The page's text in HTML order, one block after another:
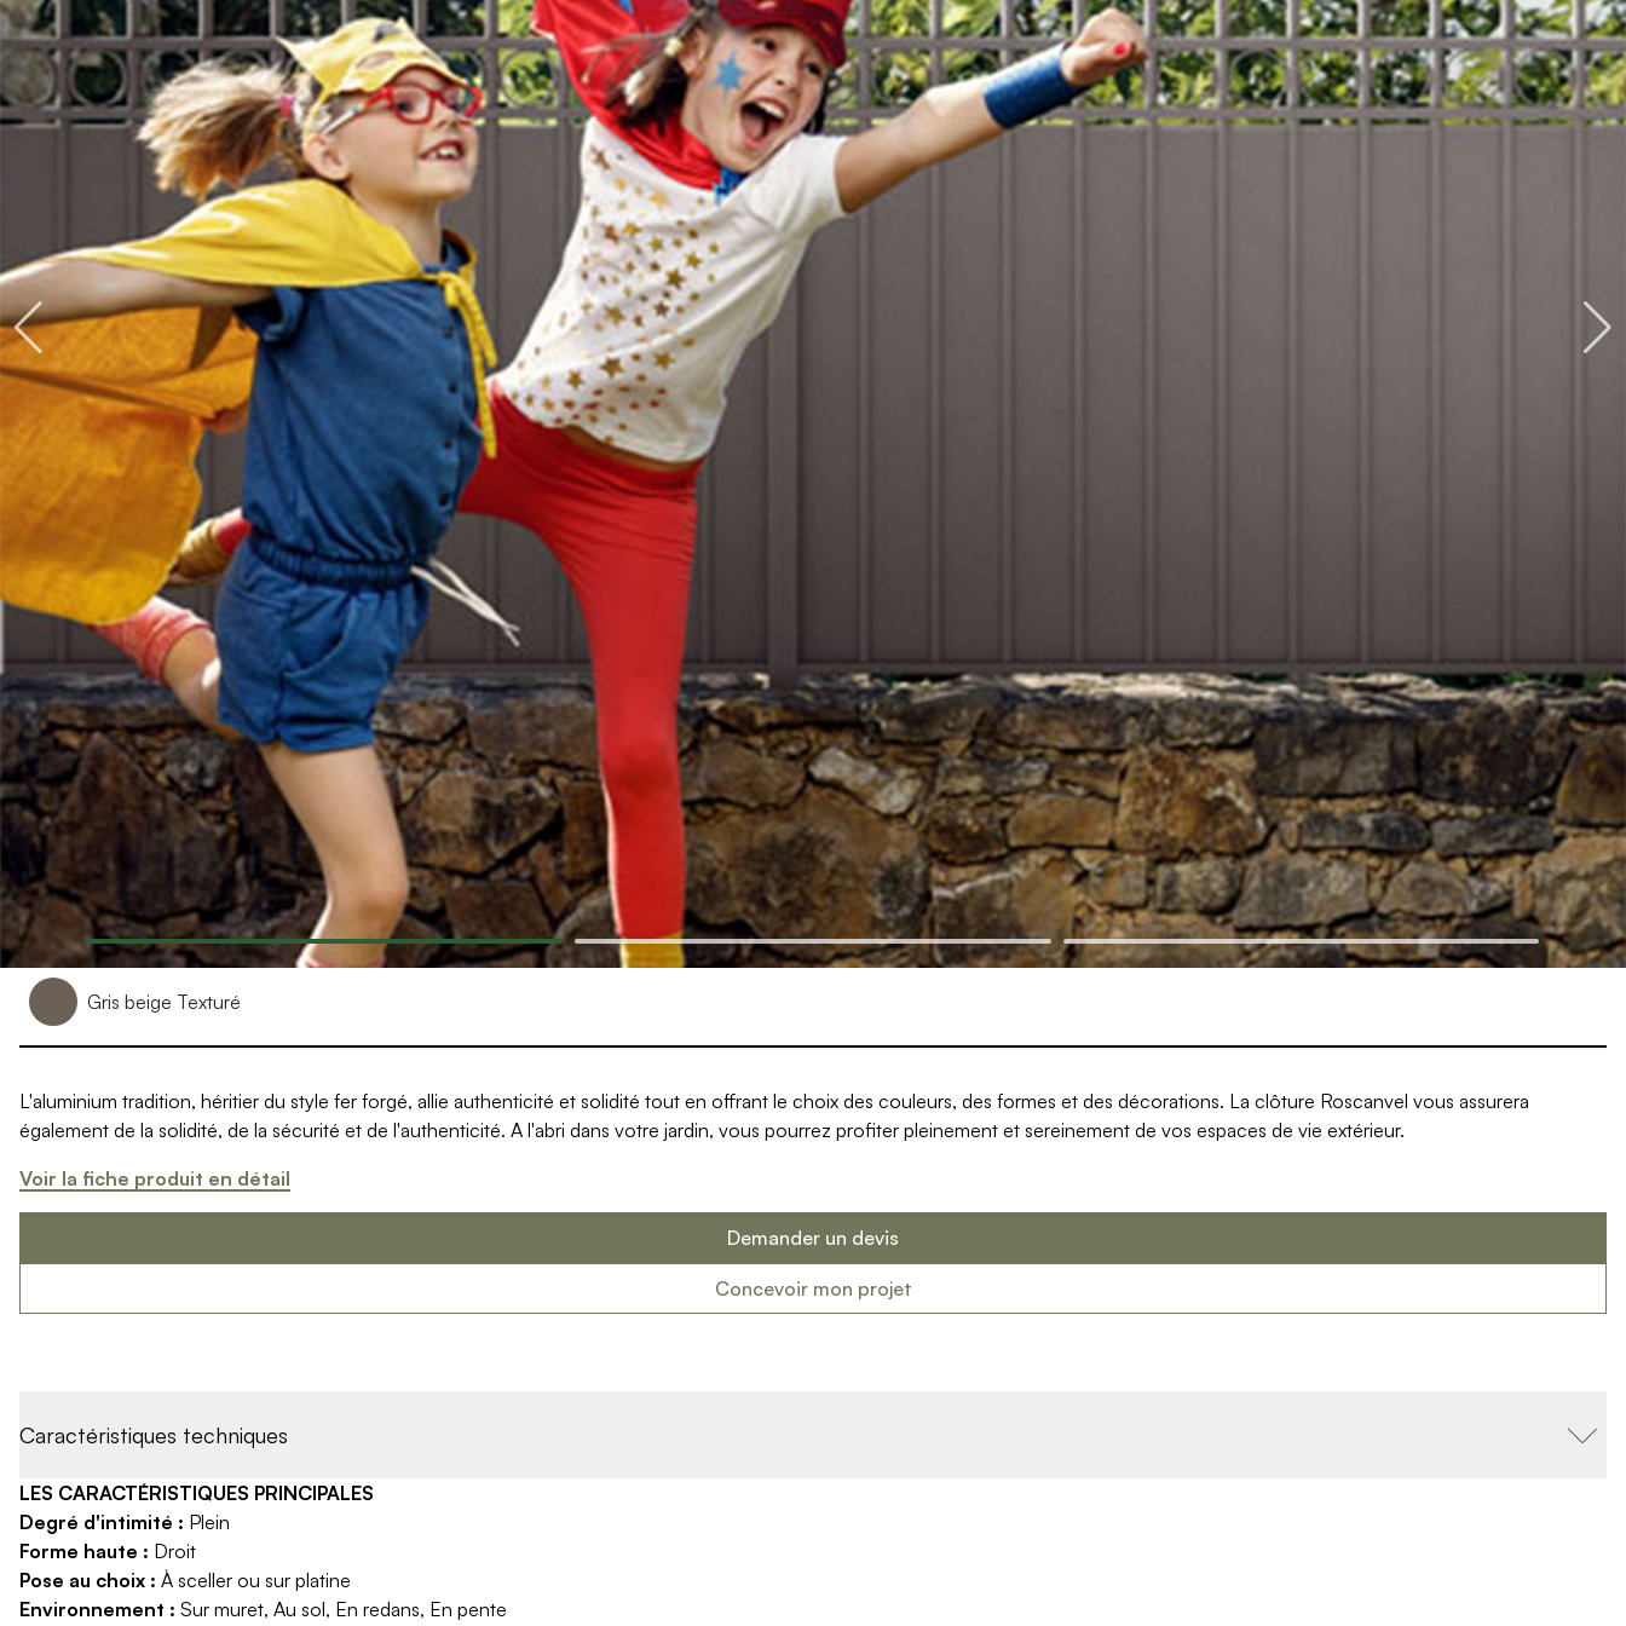
Produits > Clôtures > Clôtures traditionnelles
Produits > Clôtures > Clôtures architectes
Produits > Clôtures > Clôtures décoratives
Produits > Clôtures > Claustras
Produits > Garde-corps et rambardes > Tous nos garde-corps
Produits > Garde-corps et rambardes > Garde-corps à barreaux
Produits > Garde-corps et rambardes > Garde-corps vitrés
Produits > Garde-corps et rambardes > Garde-corps avec décors
Produits > Garde-corps et rambardes > Clôtures séparatives et pare-vent
Produits > Garde-corps et rambardes > Aides à la montée
Produits > Garde-corps et rambardes > Séparatifs de balcon
Produits > Pergolas > Pergolas
Produits > Pergolas > Guide de choix
Produits > Carports > Carports voiture
Produits > Carports > Guide de choix
Produits > Porche d'entrée > Porche d'entrée
Produits > Cuisine extérieure > Cuisine extérieure
Produits > Habillages extérieur aluminium > Tous nos habillages extérieurs
Produits > Habillages extérieur aluminium > Habillage de jardinière
Produits > Habillages extérieur aluminium > Habillage de climatiseur et PAC
Produits > Habillages extérieur aluminium > Habillage de spot
Produits > Habillages extérieur aluminium > Habillage de façade
Produits > Habillages extérieur aluminium > Habillage de poubelle
Produits > Habillages extérieur aluminium > Treillis végétalisable
Produits > Produits par collection > Comparer les collections
Produits > Produits par collection > Collection Archy
Produits > Produits par collection > Collection Cosy
Produits > Produits par collection > Collection Trady
Produits > Produits par collection > Collection Fresk
Produits > Produits par collection > Collection Bois
Produits > Produits par collection > Collection Ceklo
Produits > Coloris et décors > Coloris aluminium
Produits > Coloris et décors > Coloris aluminium ton bois
Produits > Coloris et décors > Essences de bois
Produits > Coloris et décors > Coloris sur-mesure
Produits > Coloris et décors > Décors Fresk
Produits > Options > Domotique
Produits > Options > Boite à colis
Produits > Options > Plaque et numéro d'entrée
Qui sommes-nous ? > La marque
Entretien et garantie > Entretenir mon Kostum
Entretien et garantie > Réparer mon Kostum
Entretien et garantie > Boutique en ligne
Blog
Mon projet > Configurateur
Mon projet > Activer ma garantie
Mon projet > Demande de reportage photo
Gris beige Texturé
L'aluminium tradition, héritier du style fer forgé, allie authenticité et solidité tout en offrant le choix des couleurs, des formes et des décorations. La clôture Roscanvel vous assurera
également de la solidité, de la sécurité et de l'authenticité. A l'abri dans votre jardin, vous pourrez profiter pleinement et sereinement de vos espaces de vie extérieur.
Voir la fiche produit en détail
Demander un devis
Concevoir mon projet
Caractéristiques techniques
LES CARACTÉRISTIQUES PRINCIPALES
Degré d'intimité : Plein
Forme haute : Droit
Pose au choix : À sceller ou sur platine
Environnement : Sur muret, Au sol, En redans, En pente